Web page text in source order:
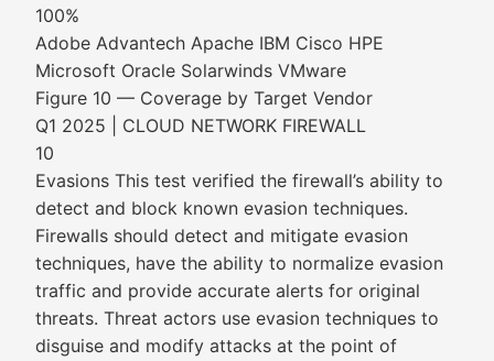
100%
Adobe Advantech Apache IBM Cisco HPE
Microsoft Oracle Solarwinds VMware
Figure 10 — Coverage by Target Vendor
Q1 2025 | CLOUD NETWORK FIREWALL
10
Evasions This test verified the firewall’s ability to
detect and block known evasion techniques.
Firewalls should detect and mitigate evasion
techniques, have the ability to normalize evasion
traffic and provide accurate alerts for original
threats. Threat actors use evasion techniques to
disguise and modify attacks at the point of